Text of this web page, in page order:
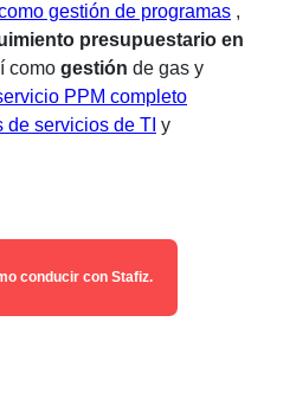
gestión de programas ,
presupuestario en
como gestión de gas y
PPM completo
servicios de TI y
conducir con Stafiz.